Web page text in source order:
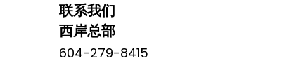
联系我们
西岸总部
604-279-8415